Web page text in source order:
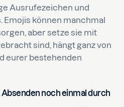
Ausrufezeichen und
Emojis können manchmal
aber setze sie mit
sind, hängt ganz von
eurer bestehenden
Absenden noch einmal durch